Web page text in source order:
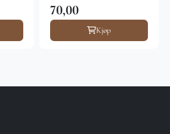
70,00
Kjøp